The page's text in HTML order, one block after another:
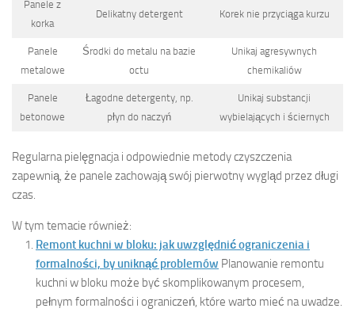
Panele z
korka
Delikatny detergent Korek nie przyciąga kurzu
Panele
metalowe
Środki do metalu na bazie
octu
Unikaj agresywnych
chemikaliów
Panele
betonowe
Łagodne detergenty, np.
płyn do naczyń
Unikaj substancji
wybielających i ściernych
Regularna pielęgnacja i odpowiednie metody czyszczenia
zapewnią, że panele zachowają swój pierwotny wygląd przez długi
czas.
W tym temacie również:
Remont kuchni w bloku: jak uwzględnić ograniczenia i
formalności, by uniknąć problemów Planowanie remontu
kuchni w bloku może być skomplikowanym procesem,
pełnym formalności i ograniczeń, które warto mieć na uwadze.